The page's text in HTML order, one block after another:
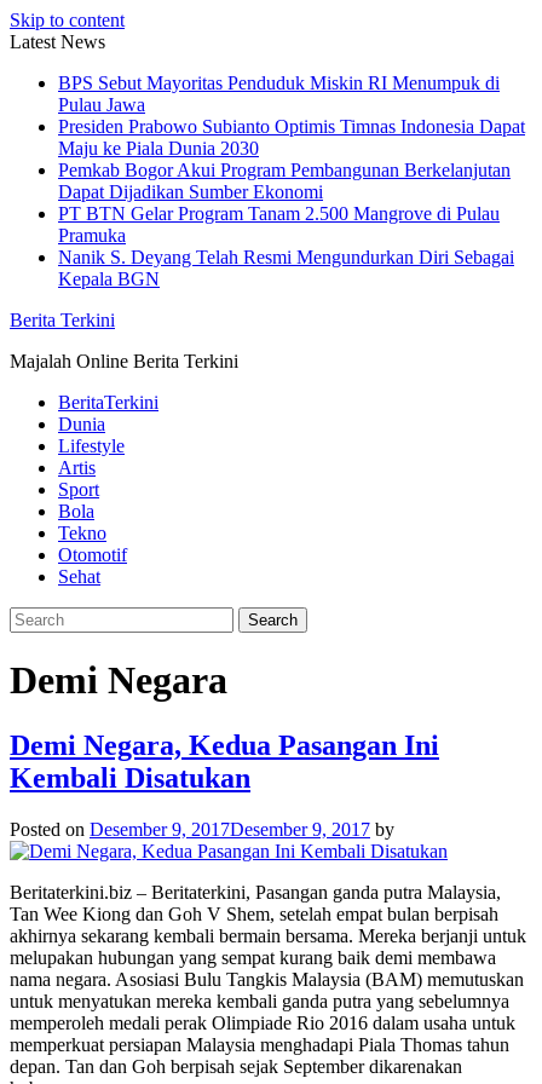
Skip to content
Latest News
BPS Sebut Mayoritas Penduduk Miskin RI Menumpuk di
Pulau Jawa
Presiden Prabowo Subianto Optimis Timnas Indonesia Dapat
Maju ke Piala Dunia 2030
Pemkab Bogor Akui Program Pembangunan Berkelanjutan
Dapat Dijadikan Sumber Ekonomi
PT BTN Gelar Program Tanam 2.500 Mangrove di Pulau
Pramuka
Nanik S. Deyang Telah Resmi Mengundurkan Diri Sebagai
Kepala BGN
Berita Terkini
Majalah Online Berita Terkini
BeritaTerkini
Dunia
Lifestyle
Artis
Sport
Bola
Tekno
Otomotif
Sehat
Demi Negara
Demi Negara, Kedua Pasangan Ini
Kembali Disatukan
Posted on Desember 9, 2017Desember 9, 2017 by
Beritaterkini.biz – Beritaterkini, Pasangan ganda putra Malaysia,
Tan Wee Kiong dan Goh V Shem, setelah empat bulan berpisah
akhirnya sekarang kembali bermain bersama. Mereka berjanji untuk
melupakan hubungan yang sempat kurang baik demi membawa
nama negara. Asosiasi Bulu Tangkis Malaysia (BAM) memutuskan
untuk menyatukan mereka kembali ganda putra yang sebelumnya
memperoleh medali perak Olimpiade Rio 2016 dalam usaha untuk
memperkuat persiapan Malaysia menghadapi Piala Thomas tahun
depan. Tan dan Goh berpisah sejak September dikarenakan